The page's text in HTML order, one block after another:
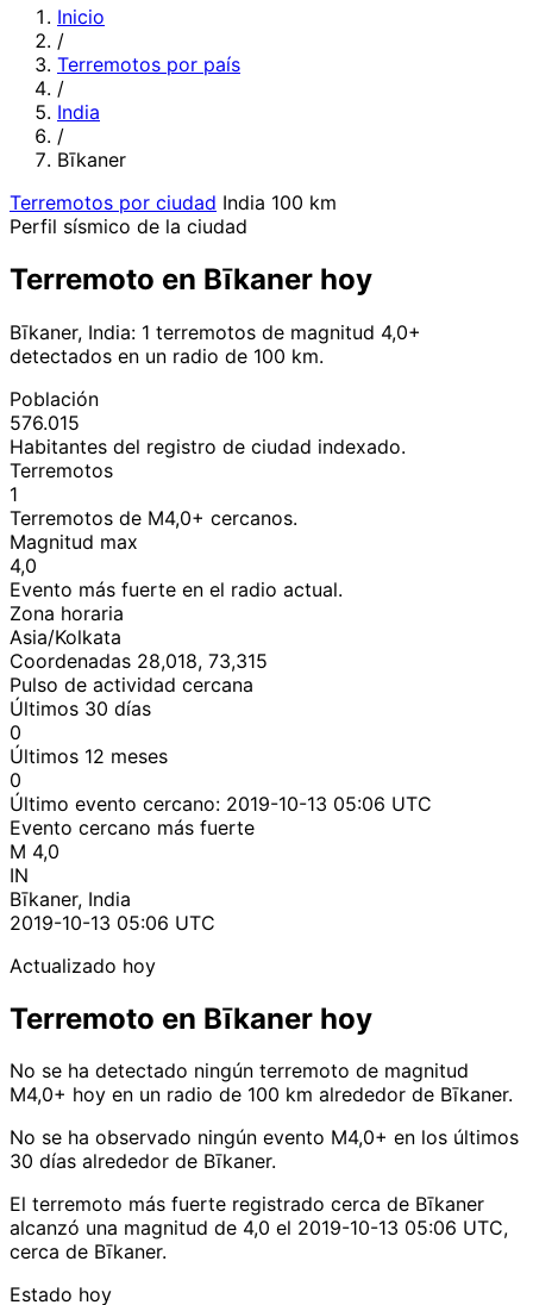
Inicio
/
Terremotos por país
/
India
/
Bīkaner
Terremotos por ciudad India 100 km
Perfil sísmico de la ciudad
Terremoto en Bīkaner hoy
Bīkaner, India: 1 terremotos de magnitud 4,0+
detectados en un radio de 100 km.
Población
576.015
Habitantes del registro de ciudad indexado.
Terremotos
1
Terremotos de M4,0+ cercanos.
Magnitud max
4,0
Evento más fuerte en el radio actual.
Zona horaria
Asia/Kolkata
Coordenadas 28,018, 73,315
Pulso de actividad cercana
Últimos 30 días
0
Últimos 12 meses
0
Último evento cercano: 2019-10-13 05:06 UTC
Evento cercano más fuerte
M 4,0
IN
Bīkaner, India
2019-10-13 05:06 UTC
Actualizado hoy
Terremoto en Bīkaner hoy
No se ha detectado ningún terremoto de magnitud
M4,0+ hoy en un radio de 100 km alrededor de Bīkaner.
No se ha observado ningún evento M4,0+ en los últimos
30 días alrededor de Bīkaner.
El terremoto más fuerte registrado cerca de Bīkaner
alcanzó una magnitud de 4,0 el 2019-10-13 05:06 UTC,
cerca de Bīkaner.
Estado hoy